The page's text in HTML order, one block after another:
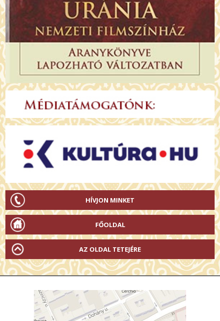
HÍVJON MINKET
FŐOLDAL
AZ OLDAL TETEJÉRE